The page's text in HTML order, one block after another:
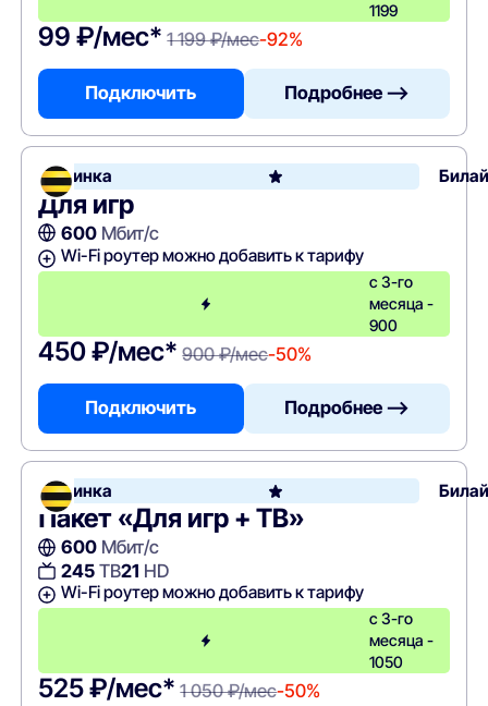
1199
99 ₽/мес* 1 199 ₽/мес-92%
Подключить Подробнее —>
Новинка
Для игр
600Мбит/с
Wi-Fi роутер можно добавить к тарифу
с 3-го
месяца -
900
450 ₽/мес* 900 ₽/мес-50%
Подключить Подробнее —>
Новинка
Пакет «Для игр + ТВ»
600Мбит/с
245ТВ21 HD
Wi-Fi роутер можно добавить к тарифу
с 3-го
месяца -
1050
525 ₽/мес* 1 050 ₽/мес-50%